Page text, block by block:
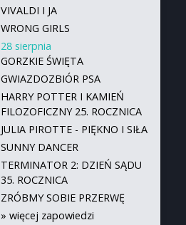
VIVALDI I JA
WRONG GIRLS
28 sierpnia
GORZKIE ŚWIĘTA
GWIAZDOZBIÓR PSA
HARRY POTTER I KAMIEŃ
FILOZOFICZNY 25. ROCZNICA
JULIA PIROTTE - PIĘKNO I SIŁA
SUNNY DANCER
TERMINATOR 2: DZIEŃ SĄDU
35. ROCZNICA
ZRÓBMY SOBIE PRZERWĘ
» więcej zapowiedzi